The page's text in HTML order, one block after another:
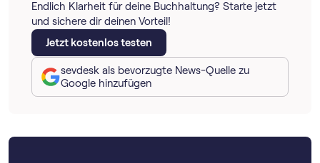
Endlich Klarheit für deine Buchhaltung? Starte jetzt
und sichere dir deinen Vorteil!
Jetzt kostenlos testen
sevdesk als bevorzugte News-Quelle zu
Google hinzufügen